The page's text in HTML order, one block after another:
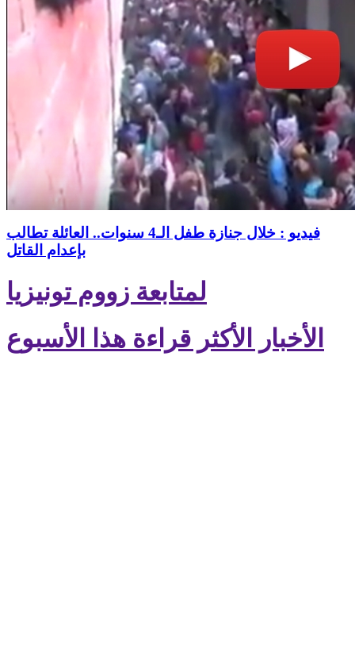
فيديو : خلال جنازة طفل الـ4 سنوات.. العائلة تطالب
بإعدام القاتل
لمتابعة زووم تونيزيا
الأخبار الأكثر قراءة هذا الأسبوع